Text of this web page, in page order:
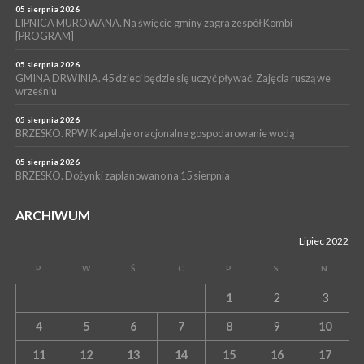
unieważnienia uchwały o nieudzieleniu absolutorium dla
Magdaleny Łacnej [WIDEO]
05 sierpnia 2026
LIPNICA MUROWANA. Na święcie gminy zagra zespół Kombi
[PROGRAM]
05 sierpnia 2026
GMINA DRWINIA. 45 dzieci będzie się uczyć pływać. Zajęcia ruszą we
wrześniu
05 sierpnia 2026
BRZESKO. RPWiK apeluje o racjonalne gospodarowanie wodą
05 sierpnia 2026
BRZESKO. Dożynki zaplanowano na 15 sierpnia
ARCHIWUM
Lipiec 2022
P W Ś C P S N
1 2 3
4 5 6 7 8 9 10
11 12 13 14 15 16 17